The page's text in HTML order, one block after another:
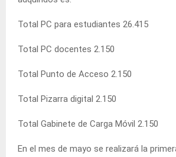
Total PC para estudiantes 26.415
Total PC docentes 2.150
Total Punto de Acceso 2.150
Total Pizarra digital 2.150
Total Gabinete de Carga Móvil 2.150
En el mes de mayo se realizará la